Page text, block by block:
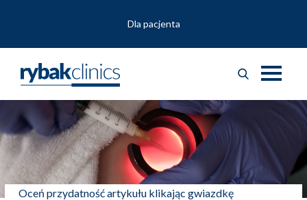
Dla pacjenta
Oceń przydatność artykułu klikając gwiazdkę